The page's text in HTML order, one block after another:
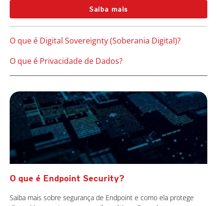
Saiba mais
O que é Digital Sovereignty (Soberania Digital)?
O que é Privacidade de Dados?
O que é Endpoint Security?
Saiba mais sobre segurança de Endpoint e como ela protege